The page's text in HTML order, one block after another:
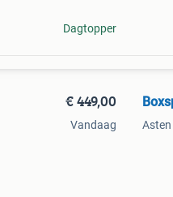
Dagtopper
€ 449,00
Vandaag Asten